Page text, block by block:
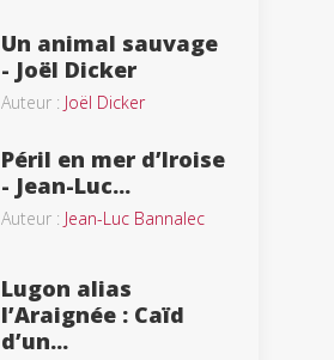
Un animal sauvage
- Joël Dicker
Auteur : Joël Dicker
Péril en mer d’Iroise
- Jean-Luc...
Auteur : Jean-Luc Bannalec
Lugon alias
l’Araignée : Caïd
d’un...